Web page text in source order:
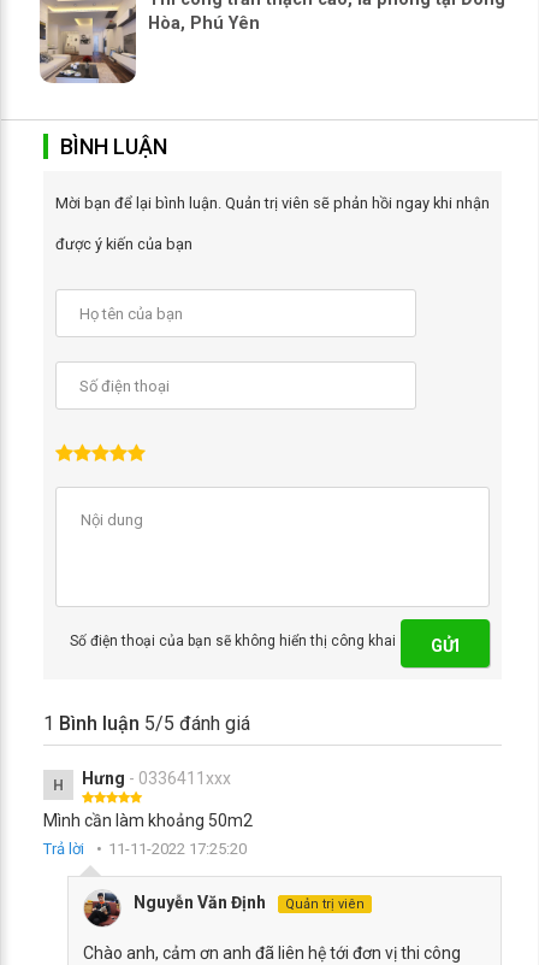
Hòa, Phú Yên
BÌNH LUẬN
Mời bạn để lại bình luận. Quản trị viên sẽ phản hồi ngay khi nhận
được ý kiến của bạn
Số điện thoại của bạn sẽ không hiển thị công khai GỬI
1 Bình luận 5/5 đánh giá
H Hưng - 0336411xxx
Mình cần làm khoảng 50m2
Trả lời 11-11-2022 17:25:20
Nguyễn Văn Định Quản trị viên
Chào anh, cảm ơn anh đã liên hệ tới đơn vị thi công